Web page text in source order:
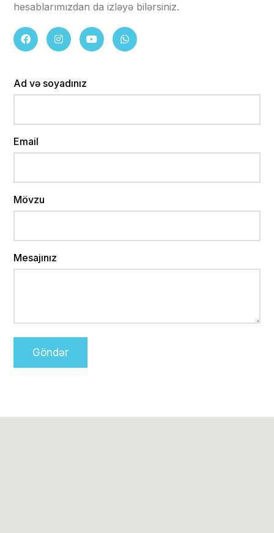
hesablarımızdan da izləyə bilərsiniz.
Ad və soyadınız
Email
Mövzu
Mesajınız
Göndər